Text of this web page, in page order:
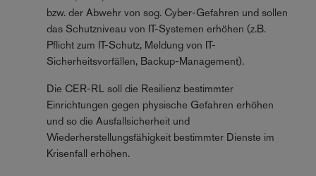
bzw. der Abwehr von sog. Cyber-Gefahren und sollen
das Schutzniveau von IT-Systemen erhöhen (z.B.
Pflicht zum IT-Schutz, Meldung von IT-
Sicherheitsvorfällen, Backup-Management).
Die CER-RL soll die Resilienz bestimmter
Einrichtungen gegen physische Gefahren erhöhen
und so die Ausfallsicherheit und
Wiederherstellungsfähigkeit bestimmter Dienste im
Krisenfall erhöhen.